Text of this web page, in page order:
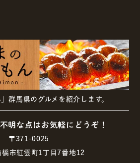
群馬県のグルメを紹介します。
明な点はお気軽にどうぞ！
〒371-0025
橋市紅雲町1丁目7番地12